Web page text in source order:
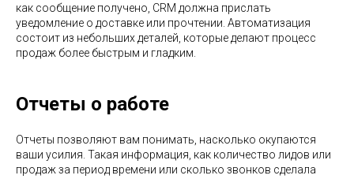
как сообщение получено, CRM должна прислать
уведомление о доставке или прочтении. Автоматизация
состоит из небольших деталей, которые делают процесс
продаж более быстрым и гладким.
Отчеты о работе
Отчеты позволяют вам понимать, насколько окупаются
ваши усилия. Такая информация, как количество лидов или
продаж за период времени или сколько звонков сделала